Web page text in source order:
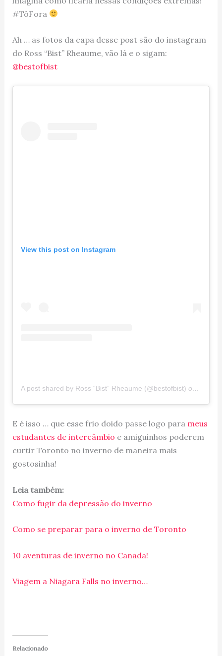
#TôFora
Ah … as fotos da capa desse post são do instagram
do Ross “Bist” Rheaume, vão lá e o sigam:
@bestofbist
View this post on Instagram
A post shared by Ross “Bist” Rheaume (@bestofbist) on Jan
E é isso … que esse frio doido passe logo para meus
estudantes de intercâmbio e amiguinhos poderem
curtir Toronto no inverno de maneira mais
gostosinha!
Leia também:
Como fugir da depressão do inverno
Como se preparar para o inverno de Toronto
10 aventuras de inverno no Canada!
Viagem a Niagara Falls no inverno…
Relacionado